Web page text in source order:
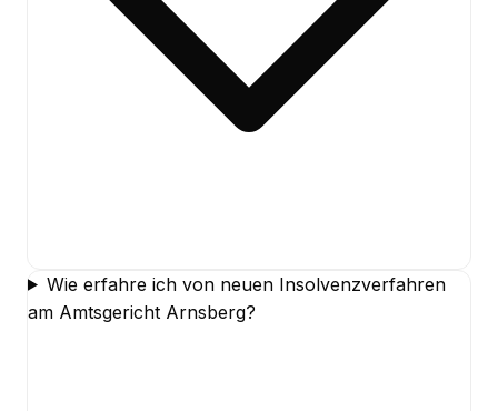
Wie erfahre ich von neuen Insolvenzverfahren
am Amtsgericht Arnsberg?